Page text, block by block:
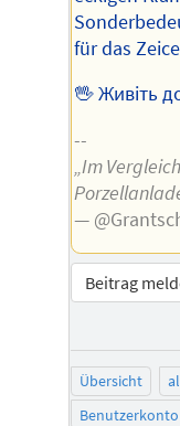
für das
🖖 Живіть
--
„Im
—
Beitrag
Übersicht